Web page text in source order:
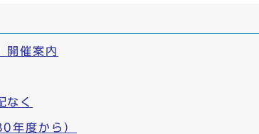
開催案内
なく
年度から）